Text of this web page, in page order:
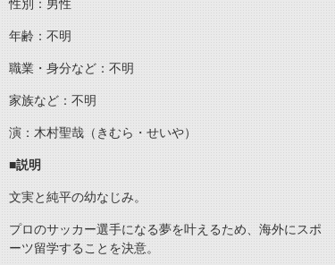
性別：男性
年齢：不明
職業・身分など：不明
家族など：不明
演：木村聖哉（きむら・せいや）
■説明
文実と純平の幼なじみ。
プロのサッカー選手になる夢を叶えるため、海外にスポ
ーツ留学することを決意。